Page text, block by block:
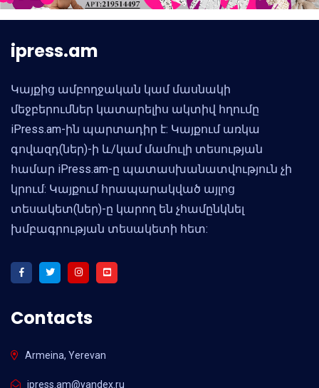
ipress.am
Կայքից ամբողջական կամ մասնակի
մեջբերումներ կատարելիս ակտիվ հղումը
iPress.am-ին պարտադիր է: Կայքում առկա
գովազդ(ներ)-ի և/կամ մամուլի տեսության
համար iPress.am-ը պատասխանատվություն չի
կրում: Կայքում հրապարակված այլոց
տեսակետ(ներ)-ը կարող են չհամընկնել
խմբագրության տեսակետի հետ:
Contacts
Armeina, Yerevan
ipress.am@yandex.ru